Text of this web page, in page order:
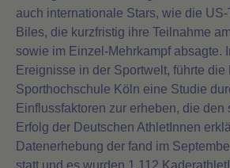
auch internationale Stars, wie die
Biles, die kurzfristig ihre Teilnahme
sowie im Einzel-Mehrkampf absagte.
Ereignisse in der Sportwelt, führte die
Sporthochschule Köln eine Studie
Einflussfaktoren zur erheben, die den
Erfolg der Deutschen AthletInnen
Datenerhebung der fand im
statt und es wurden 1.112